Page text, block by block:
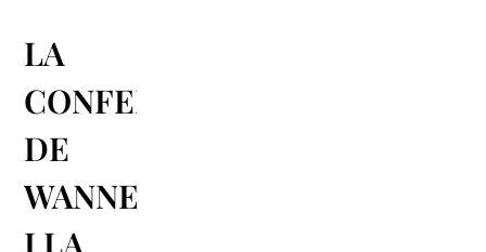
LA
CONFERÈNCIA
DE
WANNESEE